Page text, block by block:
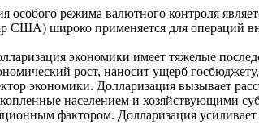
режима валютного контроля
США) широко применяется для операций
экономики имеет тяжелые
рост, наносит ущерб
экономики. Долларизация вызывает
населением и хозяйствующими
фактором. Долларизация